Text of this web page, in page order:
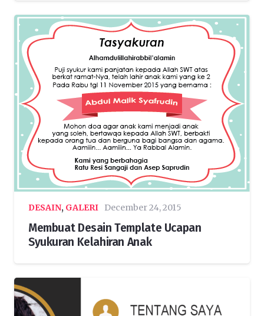
DESAIN, GALERI December 24, 2015
Membuat Desain Template Ucapan
Syukuran Kelahiran Anak